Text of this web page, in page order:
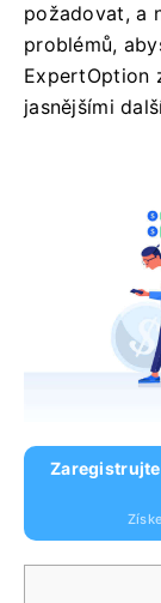
požadovat, a
problémů,
ExpertOption
jasnějšími
Zaregistrujte